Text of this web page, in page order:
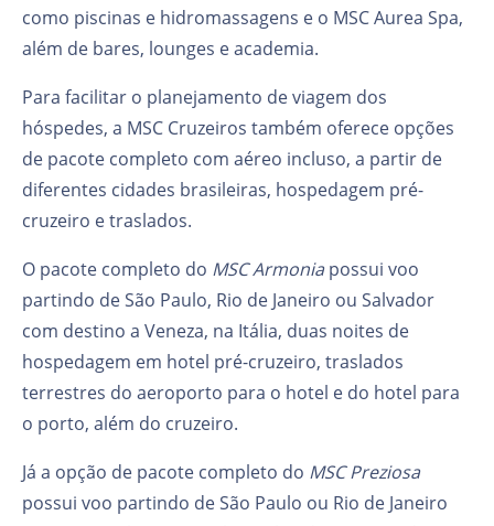
como piscinas e hidromassagens e o MSC Aurea Spa,
além de bares, lounges e academia.
Para facilitar o planejamento de viagem dos
hóspedes, a MSC Cruzeiros também oferece opções
de pacote completo com aéreo incluso, a partir de
diferentes cidades brasileiras, hospedagem pré-
cruzeiro e traslados.
O pacote completo do MSC Armoniapossui voo
partindo de São Paulo, Rio de Janeiro ou Salvador
com destino a Veneza, na Itália, duas noites de
hospedagem em hotel pré-cruzeiro, traslados
terrestres do aeroporto para o hotel e do hotel para
o porto, além do cruzeiro.
Já a opção de pacote completo do MSC Preziosa
possui voo partindo de São Paulo ou Rio de Janeiro